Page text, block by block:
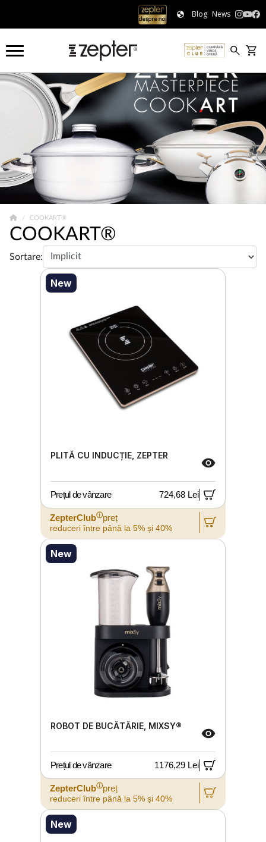
Blog News
COOKART®
COOKART®
Sortare:
New
PLITĂ CU INDUCȚIE, ZEPTER
Prețul de vânzare 724,68 Lei
ZepterClubⓘpreț
reduceri între până la 5% și 40%
New
ROBOT DE BUCĂTĂRIE, MIXSY®
Prețul de vânzare 1176,29 Lei
ZepterClubⓘpreț
reduceri între până la 5% și 40%
New